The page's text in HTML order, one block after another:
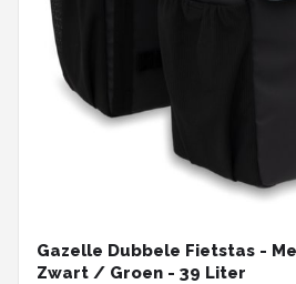
Gazelle Dubbele Fietstas -
Zwart / Groen - 39 Liter